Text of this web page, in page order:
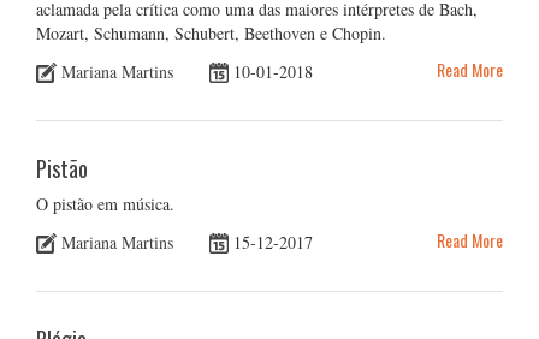
aclamada pela crítica como uma das maiores intérpretes de Bach,
Mozart, Schumann, Schubert, Beethoven e Chopin.
Mariana Martins
10-01-2018 Read More
Pistão
O pistão em música.
Mariana Martins
15-12-2017 Read More